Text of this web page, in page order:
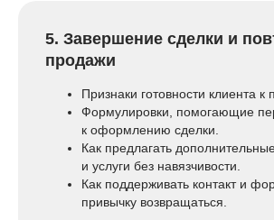
5. Завершение сделки и
продажи
Признаки готовности клиента к
Формулировки, помогающие
к оформлению сделки.
Как предлагать
и услуги без навязчивости.
Как поддерживать контакт и
привычку возвращаться.